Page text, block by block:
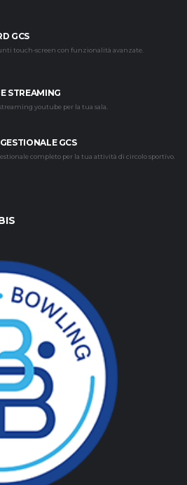
GCS
touch-screen con funzionalità avanzate.
STREAMING
youtube per la tua sala.
GCS
completo per la tua attività di circolo sportivo.